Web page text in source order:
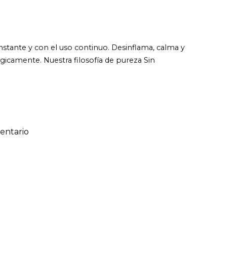
y con el uso continuo. Desinflama, calma y
Nuestra filosofía de pureza Sin